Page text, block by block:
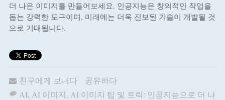
더 나은 이미지를 만들어보세요. 인공지능은 창의적인 작업을
돕는 강력한 도구이며, 미래에는 더욱 진보된 기술이 개발될 것
으로 기대됩니다.
친구에게 보내다
공유하다
AI, AI 이미지, AI 이미지 팁 및 트릭: 인공지능으로 더 나은